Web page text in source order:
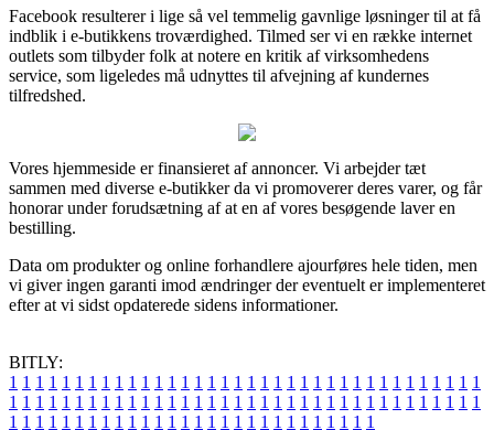
Facebook resulterer i lige så vel temmelig gavnlige løsninger til at få
indblik i e-butikkens troværdighed. Tilmed ser vi en række internet
outlets som tilbyder folk at notere en kritik af virksomhedens
service, som ligeledes må udnyttes til afvejning af kundernes
tilfredshed.
Vores hjemmeside er finansieret af annoncer. Vi arbejder tæt
sammen med diverse e-butikker da vi promoverer deres varer, og får
honorar under forudsætning af at en af vores besøgende laver en
bestilling.
Data om produkter og online forhandlere ajourføres hele tiden, men
vi giver ingen garanti imod ændringer der eventuelt er implementeret
efter at vi sidst opdaterede sidens informationer.
BITLY:
1 1 1 1 1 1 1 1 1 1 1 1 1 1 1 1 1 1 1 1 1 1 1 1 1 1 1 1 1 1 1 1 1 1 1 1
1 1 1 1 1 1 1 1 1 1 1 1 1 1 1 1 1 1 1 1 1 1 1 1 1 1 1 1 1 1 1 1 1 1 1 1
1 1 1 1 1 1 1 1 1 1 1 1 1 1 1 1 1 1 1 1 1 1 1 1 1 1 1 1